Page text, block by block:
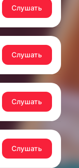
Слушать
Слушать
Слушать
Слушать